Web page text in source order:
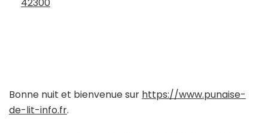
Bonne nuit et bienvenue sur https://www.punaise-
de-lit-info.fr.